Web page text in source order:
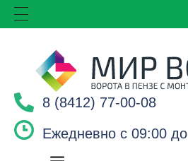
8 (8412) 77-00-08
Ежедневно с 09:00